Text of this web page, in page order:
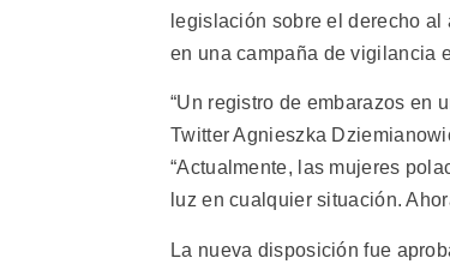
legislación sobre el derecho
en una campaña de vigilancia
“Un registro de embarazos en
Twitter Agnieszka
“Actualmente, las mujeres
luz en cualquier situación.
La nueva disposición fue